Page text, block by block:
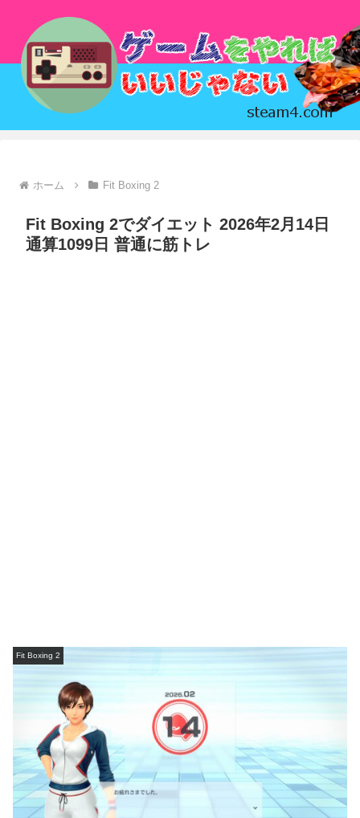
ホーム Fit Boxing 2
Fit Boxing 2でダイエット 2026年2月14日
通算1099日 普通に筋トレ
Fit Boxing 2